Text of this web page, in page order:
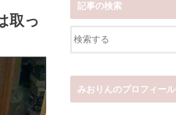
取っ
記事の検索
みおりんのプロフィール